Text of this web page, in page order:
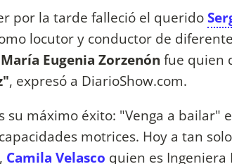
por la tarde falleció el querido
locutor y conductor de
María Eugenia Zorzenón fue quien
, expresó a DiarioShow.com.
su máximo éxito: "Venga a bailar"
motrices. Hoy a tan
Camila Velasco quien es